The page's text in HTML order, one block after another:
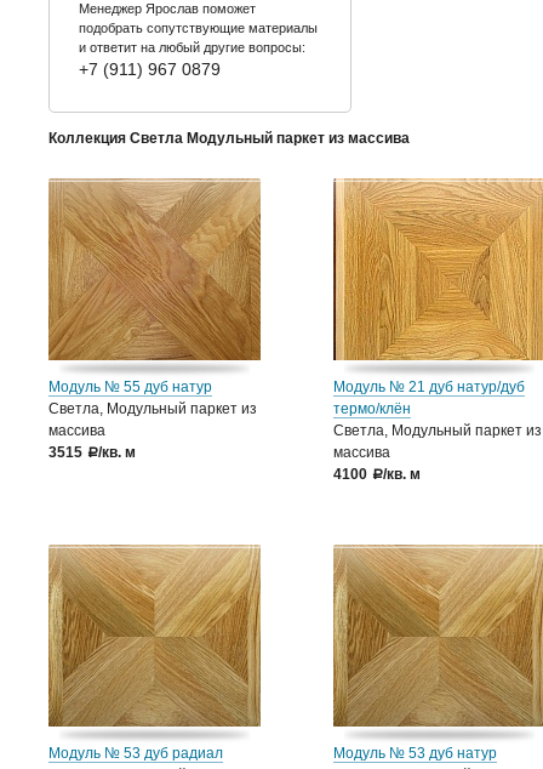
Менеджер Ярослав поможет
подобрать сопутствующие материалы
и ответит на любый другие вопросы:
+7 (911) 967 0879
Коллекция Светла Модульный паркет из массива
Модуль № 55 дуб натур
Светла, Модульный паркет из
массива
3515
a/кв. м
Модуль № 21 дуб натур/дуб
термо/клён
Светла, Модульный паркет из
массива
4100
a/кв. м
Модуль № 53 дуб радиал
Модуль № 53 дуб натур